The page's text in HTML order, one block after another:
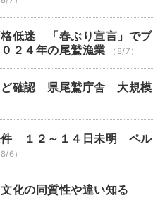
低迷 「春ぶり宣言」でブ
２４年の尾鷲漁業
（8/7）
ど確認 県尾鷲庁舎 大規模
件 １２～１４日未明 ペル
8/6）
化の同質性や違い知る